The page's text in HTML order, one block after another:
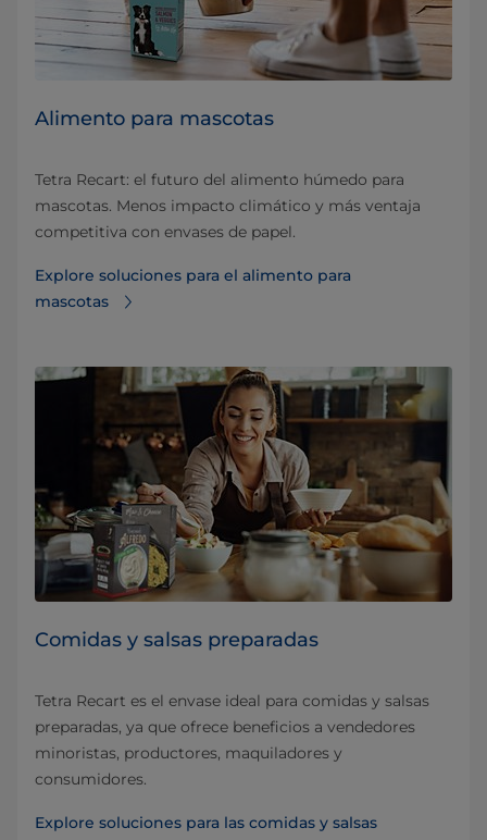
Alimento para mascotas
Tetra Recart: el futuro del alimento húmedo para
mascotas. Menos impacto climático y más ventaja
competitiva con envases de papel.
Explore soluciones para el alimento para
mascotas
Comidas y salsas preparadas
Tetra Recart es el envase ideal para comidas y salsas
preparadas, ya que ofrece beneficios a vendedores
minoristas, productores, maquiladores y
consumidores.
Explore soluciones para las comidas y salsas